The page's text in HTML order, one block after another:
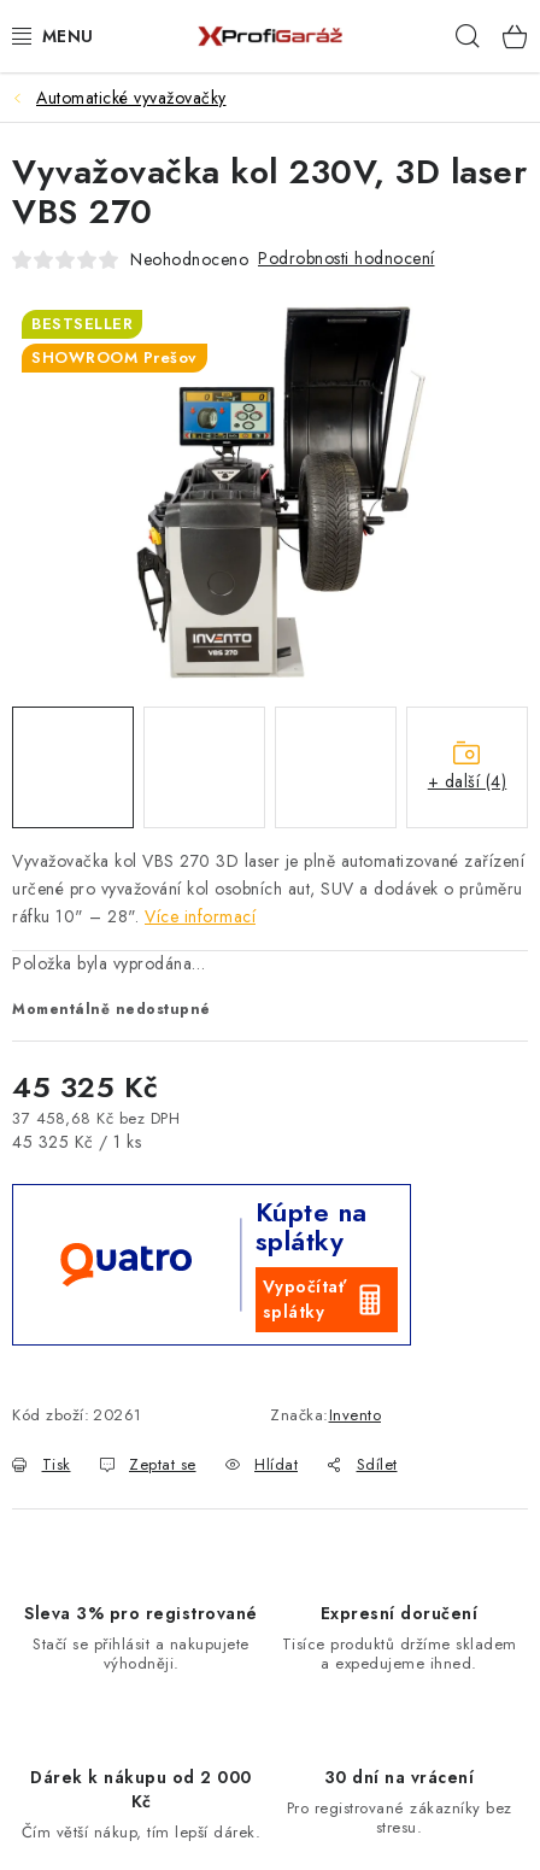
na
REALIZACE & ŘEŠENÍ
AKCE A NOVINKY
VYBAVENÍ PNEUSERVISU
VYBAVENÍ DÍLNY
PROFI PORADNA
AUTODOPLŇKY
KRYCÍ PLACHTY - CELTY
Cookies
Ochrana osobních údajú
Jak funguje Zásilkovna?
LICENCE K FOTOGRAFIÍM
Doplňkové služby Profigaráž.cz
Newslleter z Profigaraz.cz
Dárek k objednávce
Automatické vyvažovačky
Vyvažovačka kol VBS 270 3D laser je plně automatizované zařízení
určené pro vyvažování kol osobních aut, SUV a dodávek o průměru
ráfku 10" – 28". Více informací
Položka byla vyprodána…
Momentálně nedostupné
45 325 Kč
37 458,68 Kč bez DPH
Měrná cena:
45 325 Kč / 1 ks
Kúpte na
splátky
Vypočítať
splátky
Kód zboží: 20261 Značka:Invento
Tisk Zeptat se Hlídat Sdílet
Vyvažovačka kol 230V, 3D laser
VBS 270
Neohodnoceno Podrobnosti hodnocení
BESTSELLER
SHOWROOM Prešov
+ další (4)
Sleva 3% pro registrované
Stačí se přihlásit a nakupujete
výhodněji.
Expresní doručení
Tisíce produktů držíme skladem
a expedujeme ihned.
Dárek k nákupu od 2 000
Kč
Čím větší nákup, tím lepší dárek.
30 dní na vrácení
Pro registrované zákazníky bez
stresu.